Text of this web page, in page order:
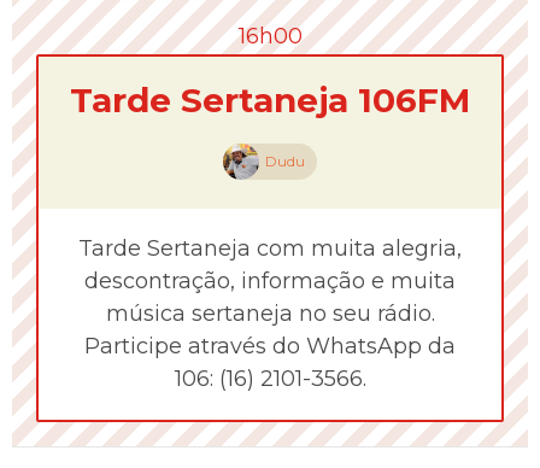
16h00
Tarde Sertaneja 106FM
Dudu
Tarde Sertaneja com muita alegria,
descontração, informação e muita
música sertaneja no seu rádio.
Participe através do WhatsApp da
106: (16) 2101-3566.